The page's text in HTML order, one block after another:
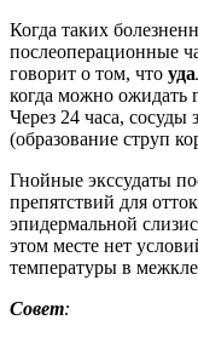
Когда таких
послеоперационные
говорит о том, что
когда можно ожидать
Через 24 часа, сосуды
(образование струп
Гнойные экссудаты
препятствий для
эпидермальной
этом месте нет
температуры в
Совет: